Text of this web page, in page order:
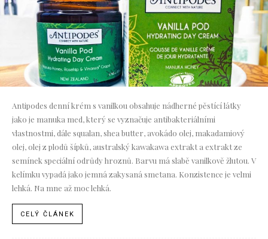
Antipodes denní krém s vanilkou obsahuje nádherné pěstící látky
jako je manuka med, který se vyznačuje antibakteriálními
vlastnostmi, dále squalan, shea butter, avokádo olej, makadamiový
olej, olej z plodů šípků, australský kawakawa extrakt a extrakt ze
semínek speciální odrůdy hroznů. Barvu má slabě vanilkově žlutou. V
kelímku vypadá jako jemná zakysaná smetana. Konzistence je velmi
lehká. Na mne až moc lehká.
CELÝ ČLÁNEK